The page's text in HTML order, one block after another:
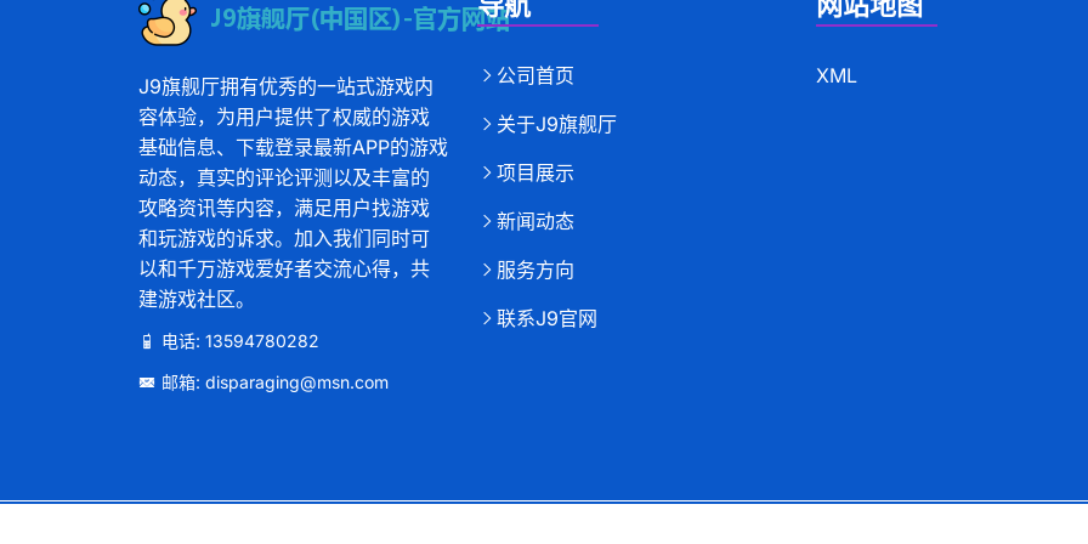
J9旗舰厅拥有优秀的一站式游戏内
容体验，为用户提供了权威的游戏
基础信息、下载登录最新APP的游戏
动态，真实的评论评测以及丰富的
攻略资讯等内容，满足用户找游戏
和玩游戏的诉求。加入我们同时可
以和千万游戏爱好者交流心得，共
建游戏社区。
电话: 13594780282
邮箱: disparaging@msn.com
公司首页
关于J9旗舰厅
项目展示
新闻动态
服务方向
联系J9官网
XML